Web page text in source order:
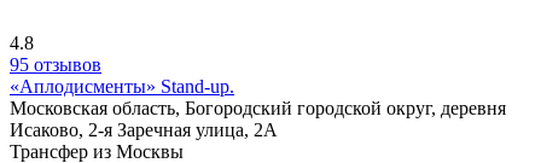
4.8
95 отзывов
«Аплодисменты» Stand-up.
Московская область, Богородский городской округ, деревня
Исаково, 2-я Заречная улица, 2А
Трансфер из Москвы